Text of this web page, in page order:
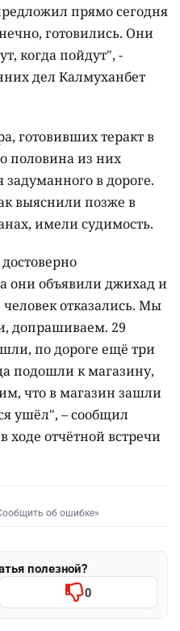
прямо сегодня
готовились. Они
когда пойдут", -
дел Калмуханбет
готовивших теракт в
половина из них
задуманного в дороге.
выяснили позже в
имели судимость.
они объявили джихад и
отказались. Мы
допрашиваем. 29
по дороге ещё три
подошли к магазину,
что в магазин зашли
ушёл", – сообщил
ходе отчётной встречи
об ошибке»
полезной?
0